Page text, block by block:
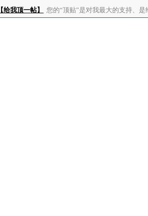
【给我顶一帖】 您的“顶贴”是对我最大的支持、